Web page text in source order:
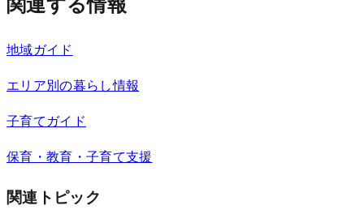
関連する情報
地域ガイド
エリア別の暮らし情報
子育てガイド
保育・教育・子育て支援
関連トピック